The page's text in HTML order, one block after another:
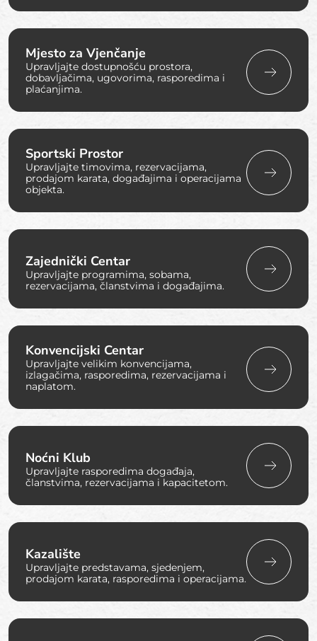
Mjesto za Vjenčanje
Upravljajte dostupnošću prostora,
dobavljačima, ugovorima, rasporedima i
plaćanjima.
Sportski Prostor
Upravljajte timovima, rezervacijama,
prodajom karata, događajima i operacijama
objekta.
Zajednički Centar
Upravljajte programima, sobama,
rezervacijama, članstvima i događajima.
Konvencijski Centar
Upravljajte velikim konvencijama,
izlagačima, rasporedima, rezervacijama i
naplatom.
Noćni Klub
Upravljajte rasporedima događaja,
članstvima, rezervacijama i kapacitetom.
Kazalište
Upravljajte predstavama, sjedenjem,
prodajom karata, rasporedima i operacijama.